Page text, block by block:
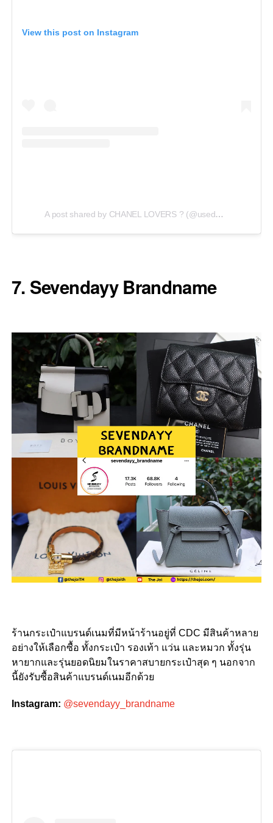
View this post on Instagram
A post shared by CHANEL LOVERS ? (@usedbrand88)
7. Sevendayy Brandname
ร้านกระเป๋าแบรนด์เนมที่มีหน้าร้านอยู่ที่ CDC มีสินค้าหลาย
อย่างให้เลือกซื้อ ทั้งกระเป๋า รองเท้า แว่น และหมวก ทั้งรุ่น
หายากและรุ่นยอดนิยมในราคาสบายกระเป๋าสุด ๆ นอกจาก
นี้ยังรับซื้อสินค้าแบรนด์เนมอีกด้วย
Instagram: @sevendayy_brandname